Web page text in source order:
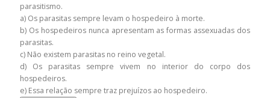
parasitismo.
a) Os parasitas sempre levam o hospedeiro à morte.
b) Os hospedeiros nunca apresentam as formas assexuadas dos
parasitas.
c) Não existem parasitas no reino vegetal.
d) Os parasitas sempre vivem no interior do corpo dos
hospedeiros.
e) Essa relação sempre traz prejuízos ao hospedeiro.